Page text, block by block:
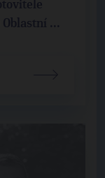
...